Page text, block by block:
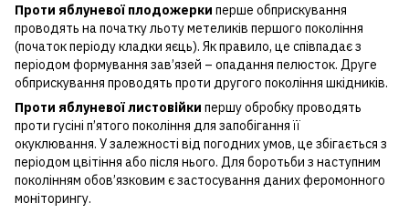
Проти яблуневої плодожерки перше обприскування
проводять на початку льоту метеликів першого покоління
(початок періоду кладки яєць). Як правило, це співпадає з
періодом формування зав’язей – опадання пелюсток. Друге
обприскування проводять проти другого покоління шкідників.
Проти яблуневої листовійки першу обробку проводять
проти гусіні п’ятого покоління для запобігання її
окуклювання. У залежності від погодних умов, це збігається з
періодом цвітіння або після нього. Для боротьби з наступним
поколінням обов’язковим є застосування даних феромонного
моніторингу.